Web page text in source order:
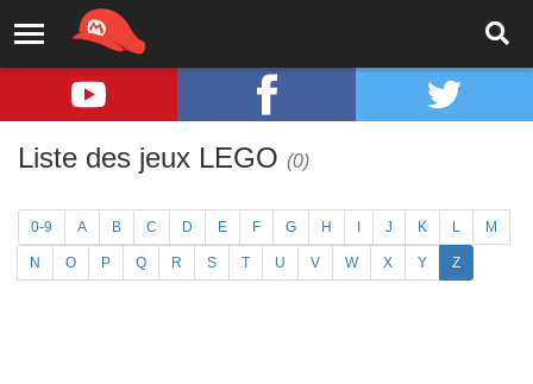
Liste des jeux LEGO (0)
0-9 A B C D E F G H J K L M
N O P Q R S T U V W X Y Z